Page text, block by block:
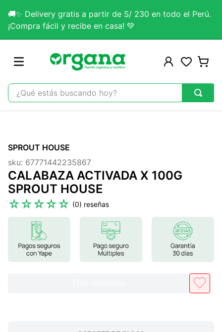
🚚✨ Delivery gratis a partir de S/ 230 en todo el Perú.
¡Compra fácil y recibe en casa! 💚
¿Qué estás buscando hoy?
2.
citrato magnesio
3.
colageno
4.
kefir
5 .
glicinato magnesio
6.
melena leon
magnesio
stevia
SPROUT HOUSE
sku: 67771442235867
CALABAZA ACTIVADA X 100G
SPROUT HOUSE
☆☆☆☆☆ (0)